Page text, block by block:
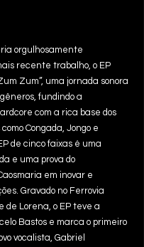
orgulhosamente
recente trabalho, o EP
Zum”, uma jornada sonora
fundindo a
com a rica base dos
Congada, Jongo e
de cinco faixas é uma
e uma prova do
em inovar e
Gravado no Ferrovia
de Lorena, o EP teve a
Bastos e marca o primeiro
vocalista, Gabriel